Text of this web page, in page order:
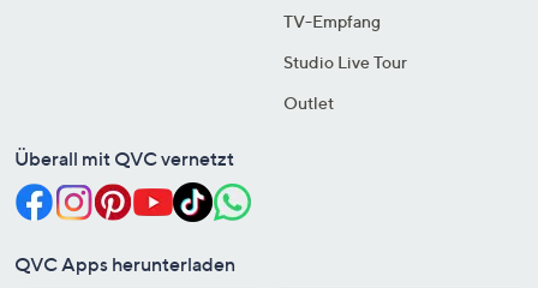
TV-Empfang
Studio Live Tour
Outlet
Überall mit QVC vernetzt
QVC Apps herunterladen